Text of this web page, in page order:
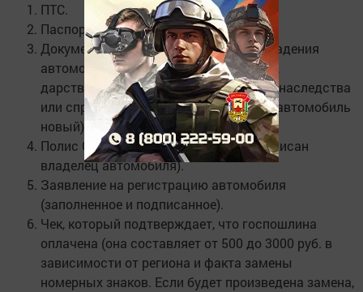
ПТС.
Паспорт гражданина РФ.
Документ, подтверждающий право владения
автомобилем (договор купли-продажи,
дарственная, свидетельство на право наследства
или справка-счет из автосалона, если автомобиль
новый).
Полис ОСАГО или КАСКО (в котором вписан
владелец автомобиля).
Заявление на регистрацию автомобиля
(заполненное и подписанное).
Чек, который подтверждает, что госпошлина
оплачена (она составляет от 500 до 3000 руб. в
зависимости от региона и факта замены
номерных знаков. Если будет произведена замена,